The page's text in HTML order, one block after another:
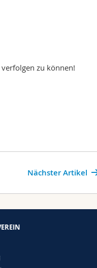
zu können!
Nächster Artikel